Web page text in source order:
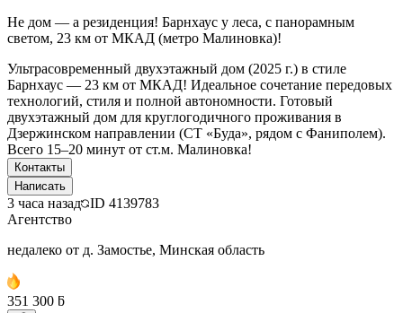
Не дом — а резиденция! Барнхаус у леса, с панорамным
светом, 23 км от МКАД (метро Малиновка)!
Ультрасовременный двухэтажный дом (2025 г.) в стиле
Барнхаус — 23 км от МКАД! Идеальное сочетание передовых
технологий, стиля и полной автономности. Готовый
двухэтажный дом для круглогодичного проживания в
Дзержинском направлении (СТ «Буда», рядом с Фаниполем).
Всего 15–20 минут от ст.м. Малиновка!
Контакты
Написать
3 часа назад ID 4139783
Агентство
недалеко от д. Замостье, Минская область
351 300 ƃ